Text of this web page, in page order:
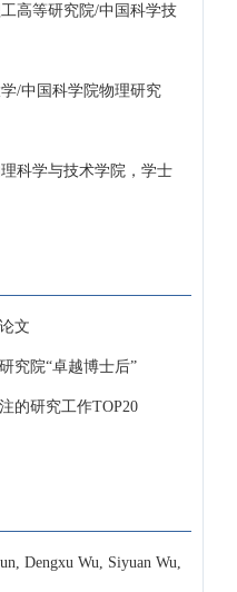
高等研究院/中国科学技
/中国科学院物理研究
科学与技术学院，学士
文
究院“卓越博士后”
的研究工作TOP20
Dengxu Wu, Siyuan Wu,